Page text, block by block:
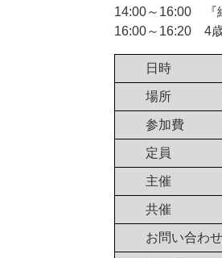
14:00～16:00 『
16:00～16:20 4
日時
場所
参加費
定員
主催
共催
お問い合わせ